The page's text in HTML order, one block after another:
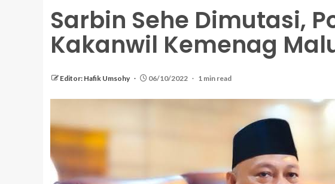
Sarbin Sehe Dimutasi,
Kakanwil Kemenag
Editor: Hafik Umsohy 06/10/2022 1 min read